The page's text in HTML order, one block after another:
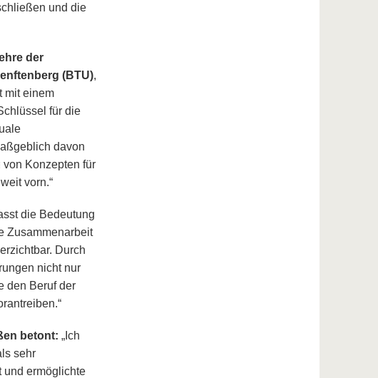
und die
der
(BTU),
mit einem
für die
davon
Konzepten für
vorn.“
die Bedeutung
Zusammenarbeit
Durch
nicht nur
den Beruf der
betont: „Ich
sehr
und ermöglichte